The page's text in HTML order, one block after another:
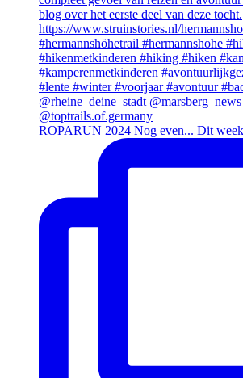
ROPARUN 2024 Nog even... Dit